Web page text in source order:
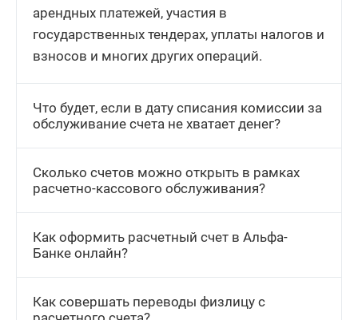
арендных платежей, участия в
государственных тендерах, уплаты налогов и
взносов и многих других операций.
Что будет, если в дату списания комиссии за
обслуживание счета не хватает денег?
Сколько счетов можно открыть в рамках
расчетно-кассового обслуживания?
Как оформить расчетный счет в Альфа-
Банке онлайн?
Как совершать переводы физлицу с